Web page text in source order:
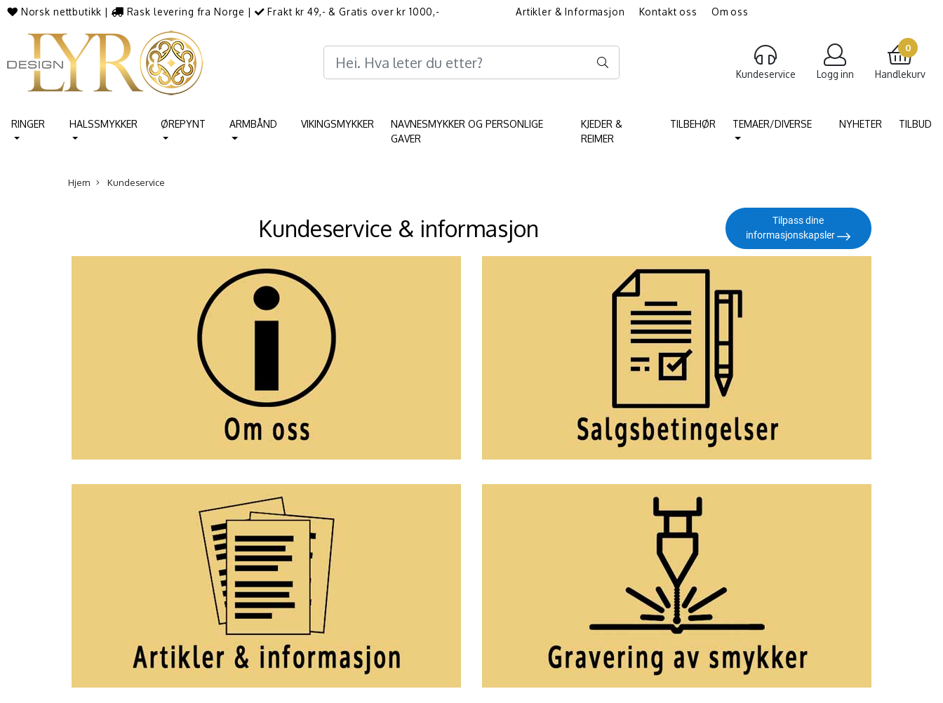
Norsk nettbutikk | Rask levering fra Norge | Frakt kr 49,- & Gratis over kr 1000,- Artikler & Informasjon Kontakt oss
Om oss
Kundeservice Logg inn
0
Handlekurv
RINGER HALSSMYKKER ØREPYNT ARMBÅND VIKINGSMYKKER
NAVNESMYKKER OG PERSONLIGE
GAVER
KJEDER &
REIMER
TILBEHØR TEMAER/DIVERSE NYHETER TILBUD
Hjem Kundeservice
Kundeservice & informasjon
Tilpass dine
informasjonskapsler